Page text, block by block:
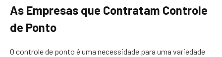
As Empresas que Contratam Controle
de Ponto
O controle de ponto é uma necessidade para uma variedade